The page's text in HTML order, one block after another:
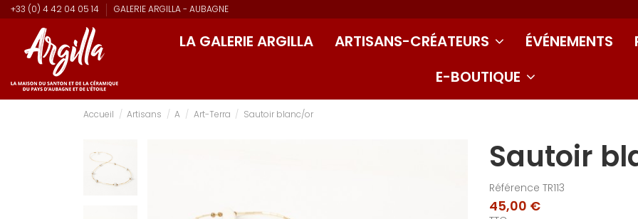
+33 (0) 4 42 04 05 14 GALERIE ARGILLA - AUBAGNE
LA GALERIE ARGILLA ARTISANS-CRÉATEURS ÉVÉNEMENTS
E-BOUTIQUE
Accueil Artisans A Art-Terra Sautoir blanc/or
Sautoir
Référence TR113
45,00 €